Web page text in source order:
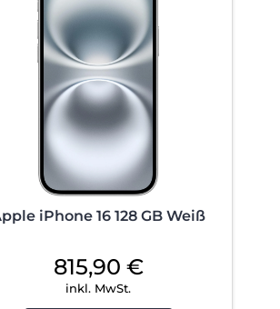
iPhone 16 128 GB Weiß
815,90 €
inkl. MwSt.